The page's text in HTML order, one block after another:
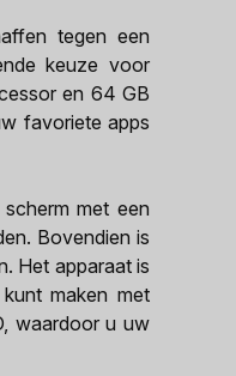
tegen een
keuze voor
en 64 GB
favoriete apps
met een
Bovendien is
Het apparaat is
maken met
waardoor u uw